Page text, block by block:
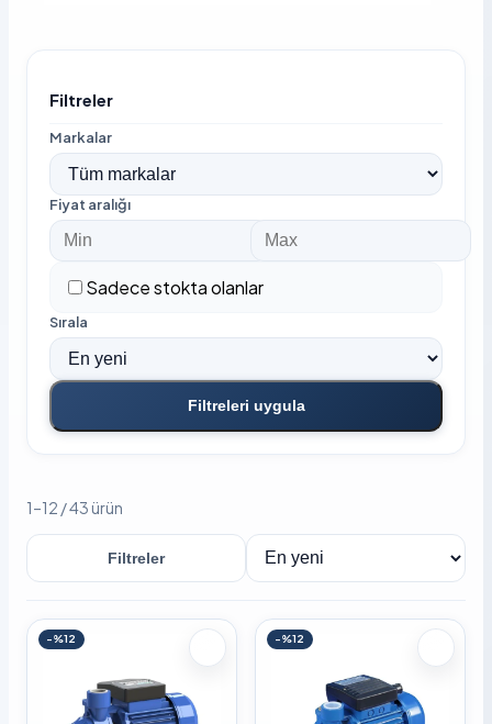
Filtreler
Markalar
Fiyat aralığı
Sadece stokta olanlar
Sırala
Filtreleri uygula
1–12 / 43 ürün
Filtreler Sırala
-%12 -%12